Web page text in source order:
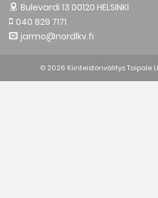
Bulevardi 13 00120 HELSINKI
040 829 7171
jarmo@nordlkv.fi
© 2026 Kiinteistönvälitys Taipale